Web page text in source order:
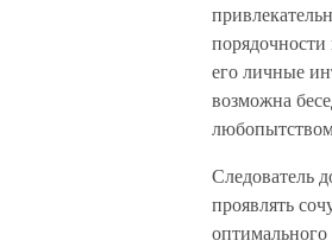
его личные
возможна
Следователь
проявлять